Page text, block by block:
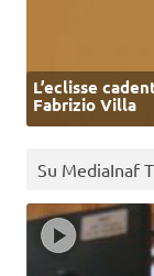
L’eclisse
Fabrizio Villa
Su MediaInaf